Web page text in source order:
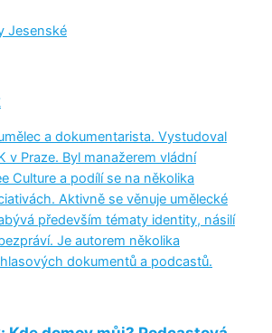
Jesenské
a dokumentarista. Vystudoval
v Praze. Byl manažerem vládní
Culture a podílí se na několika
Aktivně se věnuje umělecké
především tématy identity, násilí
Je autorem několika
dokumentů a podcastů.